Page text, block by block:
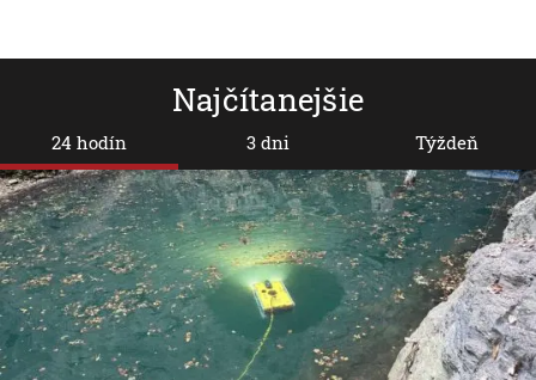
Najčítanejšie
24 hodín 3 dni Týždeň